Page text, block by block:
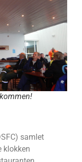
samlet
klokken